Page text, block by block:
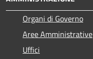
Organi di Governo
Aree Amministrative
Uffici